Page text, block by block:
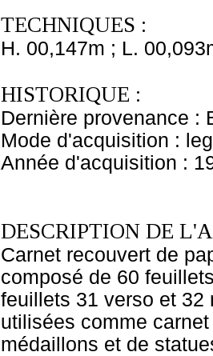
TECHNIQUES :
H. 00,147m ; L.
HISTORIQUE :
Dernière provenance :
Mode d'acquisition :
Année d'acquisition :
DESCRIPTION DE
Carnet recouvert de
composé de 60
feuillets 31 verso et 32
utilisées comme
médaillons et de